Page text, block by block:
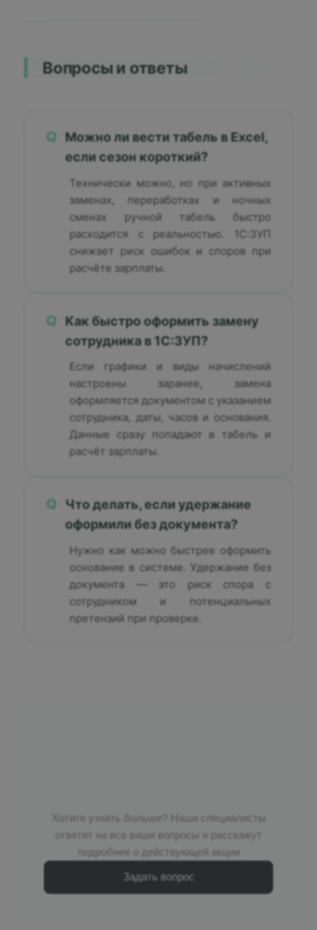
Вопросы и ответы
Q
Можно ли вести табель в Excel,
если сезон короткий?
Технически можно, но при активных
заменах, переработках и ночных
сменах ручной табель быстро
расходится с реальностью. 1С:ЗУП
снижает риск ошибок и споров при
расчёте зарплаты.
Q Как быстро оформить замену
сотрудника в 1С:ЗУП?
Если графики и виды начислений
настроены заранее, замена
оформляется документом с указанием
сотрудника, даты, часов и основания.
Данные сразу попадают в табель и
расчёт зарплаты.
Q
Что делать, если удержание
оформили без документа?
Нужно как можно быстрее оформить
основание в системе. Удержание без
документа — это риск спора с
сотрудником и потенциальных
претензий при проверке.
Хотите узнать больше? Наши специалисты
ответят на все ваши вопросы и расскажут
подробнее о действующей акции
Задать вопрос